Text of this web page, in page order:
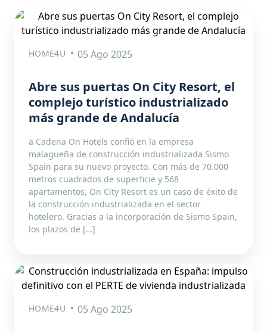
HOME4U 05 Ago 2025
Abre sus puertas On City Resort, el
complejo turístico industrializado
más grande de Andalucía
a Cadena On Hotels confió en la empresa
malagueña de construcción industrializada Sismo
Spain para su nuevo proyecto. Con más de 70.000
metros cuadrados de superficie y 568
apartamentos, On City Resort es un caso de éxito de
la construcción industrializada en el sector
hotelero. Gracias a la incorporación de Sismo Spain,
los plazos de […]
HOME4U 05 Ago 2025